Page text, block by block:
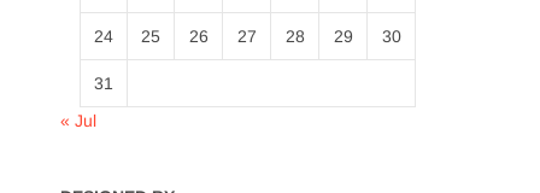
24 25 26 27 28 29 30
31
« Jul